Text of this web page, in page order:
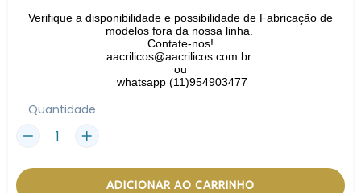
Verifique a disponibilidade e possibilidade de Fabricação de
modelos fora da nossa linha.
Contate-nos!
aacrilicos@aacrilicos.com.br
ou
whatsapp (11)954903477
Quantidade
ADICIONAR AO CARRINHO